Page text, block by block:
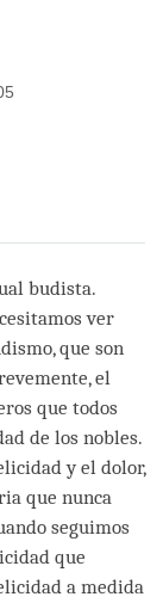
budista.
ver
que son
el
que todos
de los nobles.
y el dolor,
que nunca
seguimos
que
a medida